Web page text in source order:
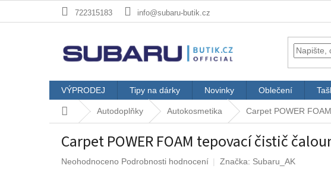
722315183 info@subaru-butik.cz
VÝPRODEJ Tipy na dárky Novinky Oblečení
Domů Autodoplňky Autokosmetika Carpet POWER
Carpet POWER FOAM tepovací čistič
Průměrné
Neohodnoceno Podrobnosti hodnocení Značka: Subaru_AK